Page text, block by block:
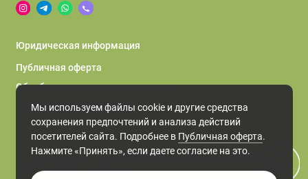
Мы используем файлы cookie и другие средства
сохранения предпочтений и анализа действий
посетителей сайта. Подробнее в Публичная оферта.
Нажмите «Принять», если даете согласие на это.
Юридическая информация
Публичная оферта
Обработка персональных данных
Обработка файлов cookie
Интернет магазин семян ARBUZ.BY разработка CodeWork.by